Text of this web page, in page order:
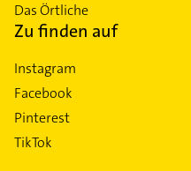
Das Örtliche
Zu finden auf
Instagram
Facebook
Pinterest
TikTok